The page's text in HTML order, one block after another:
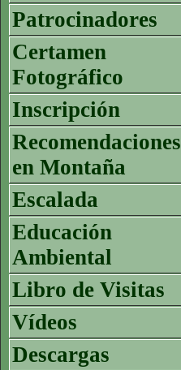
Patrocinadores
Certamen
Fotográfico
Inscripción
Recomendaciones
en Montaña
Escalada
Educación
Ambiental
Libro de Visitas
Vídeos
Descargas